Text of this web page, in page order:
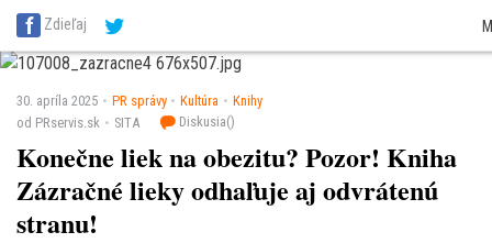
SITA Energetika
SITA Reality
SITA Školstvo
Zdieľaj
30. apríla 2025 PR správy Kultúra
Knihy
od PRservis.sk
SITA Diskusia()
Konečne liek na obezitu? Pozor! Kniha
Zázračné lieky odhaľuje aj odvrátenú
stranu!